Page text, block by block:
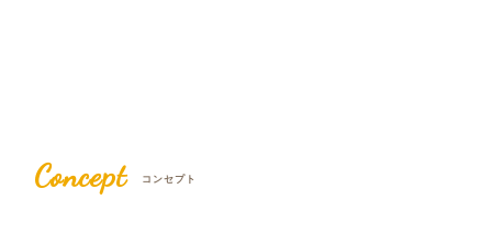
Concept コンセプト